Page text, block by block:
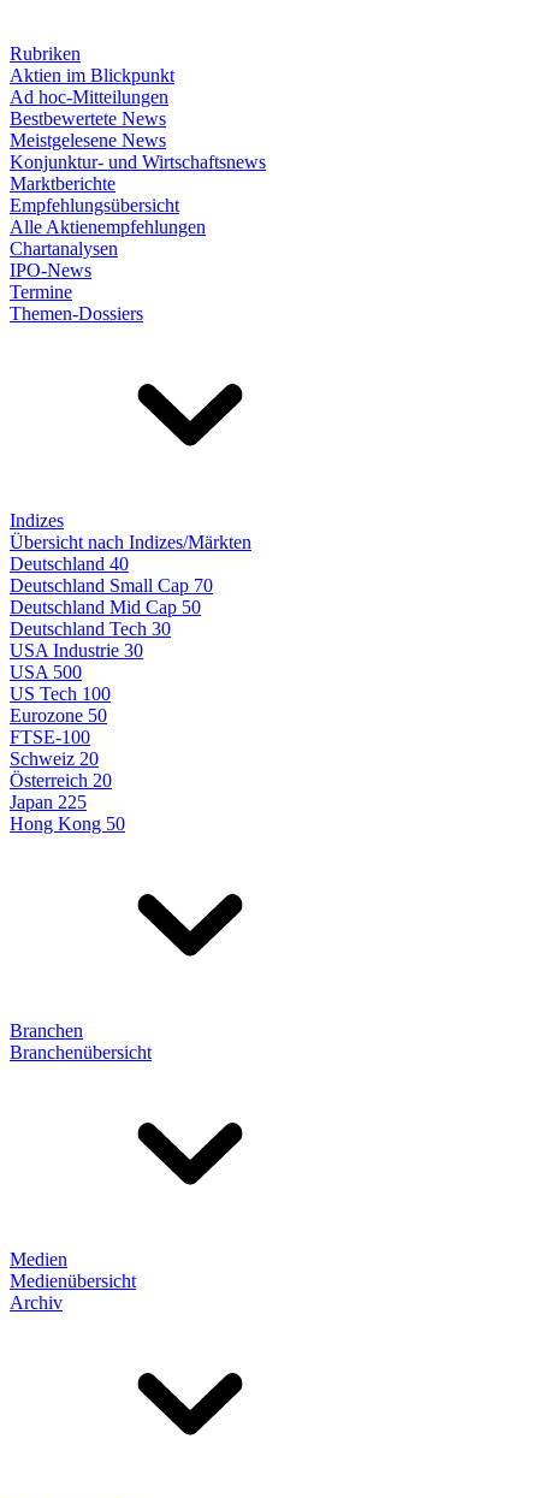
Rubriken
Aktien im Blickpunkt
Ad hoc-Mitteilungen
Bestbewertete News
Meistgelesene News
Konjunktur- und Wirtschaftsnews
Marktberichte
Empfehlungsübersicht
Alle Aktienempfehlungen
Chartanalysen
IPO-News
Termine
Themen-Dossiers
Indizes
Übersicht nach Indizes/Märkten
Deutschland 40
Deutschland Small Cap 70
Deutschland Mid Cap 50
Deutschland Tech 30
USA Industrie 30
USA 500
US Tech 100
Eurozone 50
FTSE-100
Schweiz 20
Österreich 20
Japan 225
Hong Kong 50
Branchen
Branchenübersicht
Medien
Medienübersicht
Archiv